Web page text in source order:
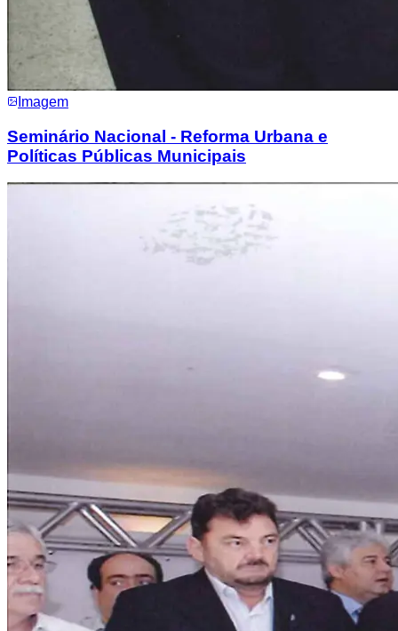
Imagem
Seminário Nacional - Reforma Urbana e
Políticas Públicas Municipais